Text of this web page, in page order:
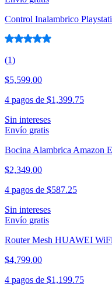
Control Inalambrico
(1)
$5,599.00
4 pagos de $1,399.75
Sin intereses
Envío gratis
Bocina Alambrica Amazon
$2,349.00
4 pagos de $587.25
Sin intereses
Envío gratis
Router Mesh HUAWEI
$4,799.00
4 pagos de $1,199.75